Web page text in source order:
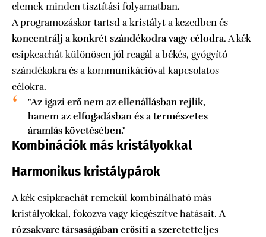
elemek minden tisztítási folyamatban.
A programozáskor tartsd a kristályt a kezedben és
koncentrálj a konkrét szándékodra vagy célodra. A kék
csipkeachát különösen jól reagál a békés, gyógyító
szándékokra és a kommunikációval kapcsolatos
célokra.
"Az igazi erő nem az ellenállásban rejlik,
hanem az elfogadásban és a természetes
áramlás követésében."
Kombinációk más kristályokkal
Harmonikus kristálypárok
A kék csipkeachát remekül kombinálható más
kristályokkal, fokozva vagy kiegészítve hatásait. A
rózsakvarc társaságában erősíti a szeretetteljes